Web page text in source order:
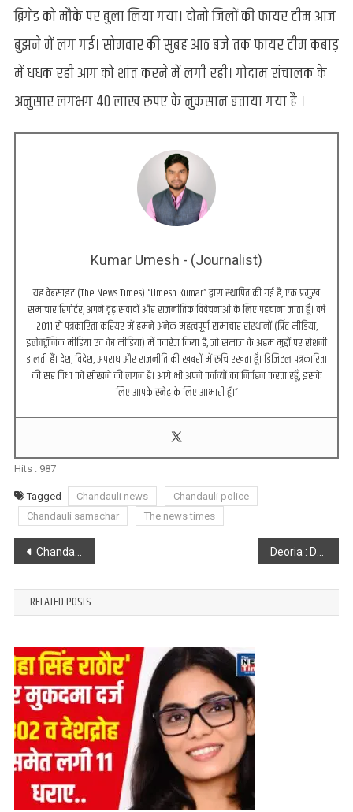
ब्रिगेड को मौके पर बुला लिया गया। दोनो जिलों की फायर टीम आज
बुझने में लग गई। सोमवार की सुबह आठ बजे तक फायर टीम कबाड़
में धधक रही आग को शांत करने में लगी रही। गोदाम संचालक के
अनुसार लगभग 40 लाख रुपए के नुकसान बताया गया है ।
Kumar Umesh - (Journalist)
यह वेबसाइट (The News Times) “Umesh Kumar” द्वारा स्थापित की गई है, एक प्रमुख
समाचार रिपोर्टर, अपने दृढ़ संवादों और राजनीतिक विवेचनाओं के लिए पहचाना जाता हूँ। वर्ष
2011 से पत्रकारिता करियर में हमने अनेक महत्वपूर्ण समाचार संस्थानों (प्रिंट मीडिया,
इलेक्ट्रॉनिक मीडिया एवं वेब मीडिया) में कवरेज किया है, जो समाज के अहम मुद्दों पर रोशनी
डालती हैं। देश, विदेश, अपराध और राजनीति की खबरों में रुचि रखता हूँ। डिजिटल पत्रकारिता
की सर विधा को सीखने की लगन है। आगे भी अपने कर्तव्यों का निर्वहन करता रहूँ, इसके
लिए आपके स्नेह के लिए आभारी हूँ।”
Hits : 987
Tagged Chandauli news
Chandauli police
Chandauli samachar
The news times
Post
navigation
Chandauli : असदुद्दीन ओवैसी के “जय फिलिस्तीन” के नारे से लोगों में आक्रोश व्याप्त, लगे ओवैसी मुर्दाबाद के नारे
RELATED POSTS